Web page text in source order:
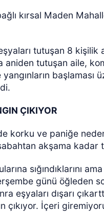
kırsal Maden
tutuşan 8 kişilik
aniden tutuşan aile,
başlaması
ÇIKIYOR
korku ve paniğe
akşama kadar
sığındıklarını
günü öğleden
eşyaları dışarı
çıkıyor. İçeri